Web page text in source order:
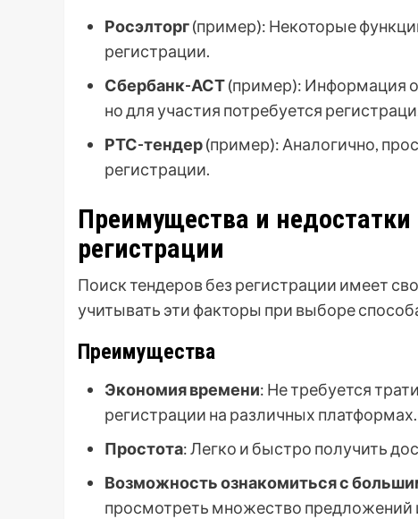
Росэлторг(пример): Некоторые
регистрации.
Сбербанк-АСТ(пример): Информация
но для участия потребуется
РТС-тендер(пример): Аналогично,
регистрации.
Преимущества и недостатки
регистрации
Поиск тендеров без регистрации имеет
учитывать эти факторы при выборе
Преимущества
Экономия времени: Не требуется
регистрации на различных платформах.
Простота: Легко и быстро получить
Возможность ознакомиться с
просмотреть множество предложений